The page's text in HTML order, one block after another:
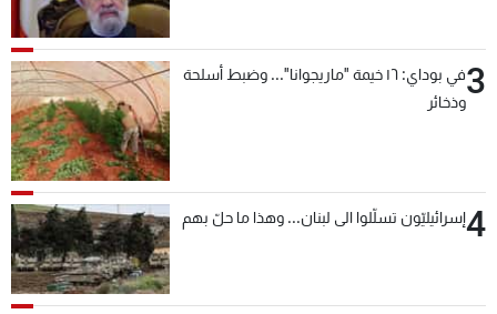
3
في بوداي: ١٦ خيمة "ماريجوانا"... وضبط أسلحة
وذخائر
4إسرائيليّون تسلّلوا الى لبنان... وهذا ما حلّ بهم